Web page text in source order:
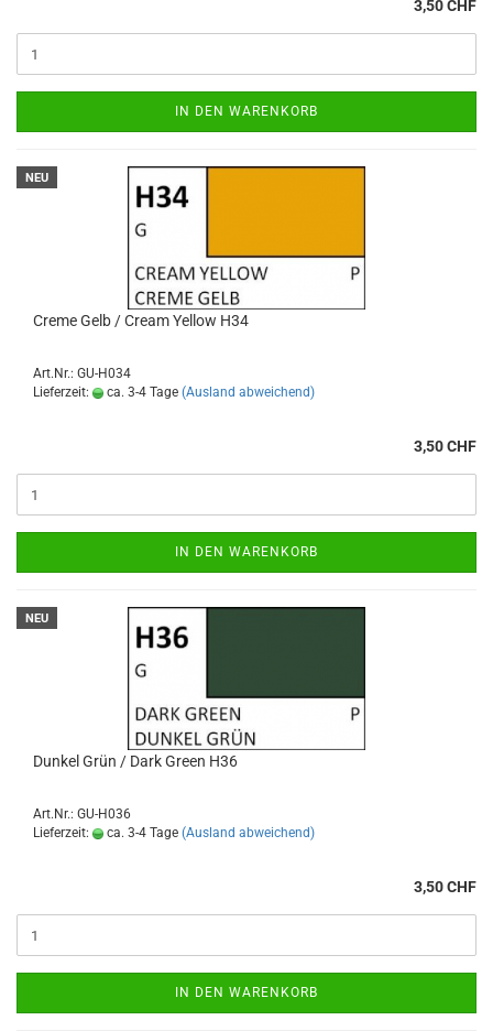
3,50 CHF
IN DEN WARENKORB
NEU
Creme Gelb / Cream Yellow H34
Art.Nr.: GU-H034
Lieferzeit:
ca. 3-4 Tage (Ausland abweichend)
3,50 CHF
IN DEN WARENKORB
NEU
Dunkel Grün / Dark Green H36
Art.Nr.: GU-H036
Lieferzeit:
ca. 3-4 Tage (Ausland abweichend)
3,50 CHF
IN DEN WARENKORB